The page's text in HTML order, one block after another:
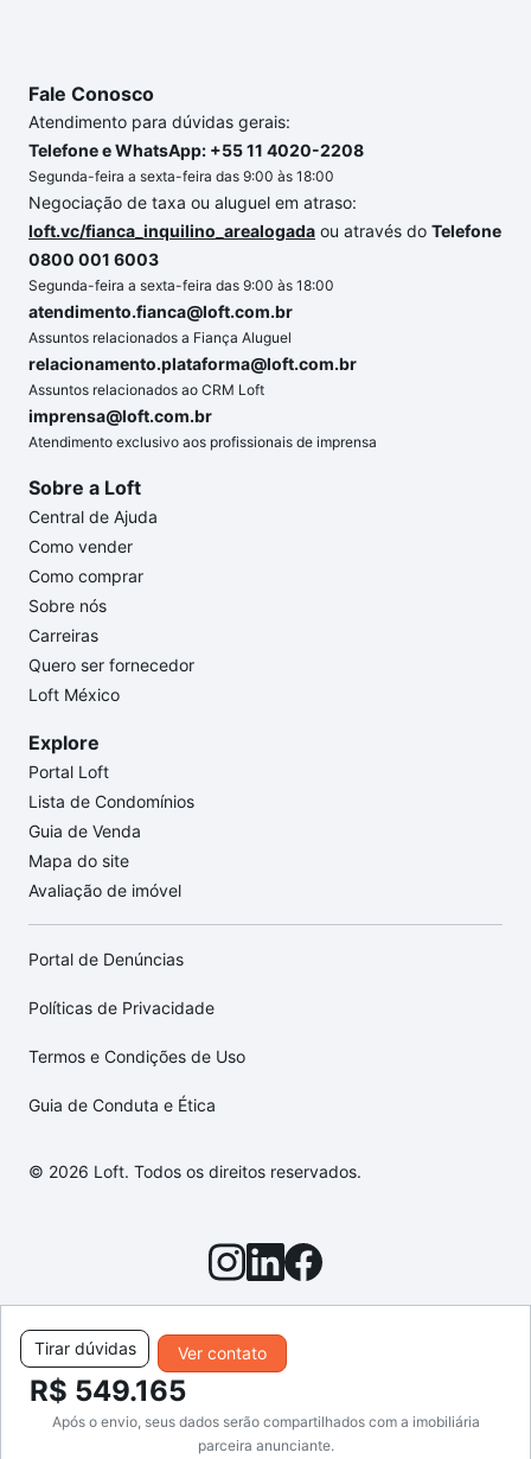
Ver contato
Tirar dúvidas
R$ 549.165
Após o envio, seus dados serão compartilhados com a imobiliária
parceira anunciante.
Fale Conosco
Atendimento para dúvidas gerais:
Telefone e WhatsApp: +55 11 4020-2208
Segunda-feira a sexta-feira das 9:00 às 18:00
Negociação de taxa ou aluguel em atraso:
loft.vc/fianca_inquilino_arealogada ou através do Telefone
0800 001 6003
Segunda-feira a sexta-feira das 9:00 às 18:00
atendimento.fianca@loft.com.br
Assuntos relacionados a Fiança Aluguel
relacionamento.plataforma@loft.com.br
Assuntos relacionados ao CRM Loft
imprensa@loft.com.br
Atendimento exclusivo aos profissionais de imprensa
Sobre a Loft
Central de Ajuda
Como vender
Como comprar
Sobre nós
Carreiras
Quero ser fornecedor
Loft México
Explore
Portal Loft
Lista de Condomínios
Guia de Venda
Mapa do site
Avaliação de imóvel
Portal de Denúncias
Políticas de Privacidade
Termos e Condições de Uso
Guia de Conduta e Ética
© 2026 Loft. Todos os direitos reservados.